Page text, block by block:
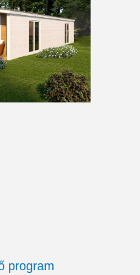
program